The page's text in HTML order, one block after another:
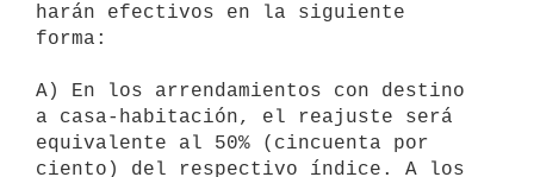
harán efectivos en la siguiente
forma:
A) En los arrendamientos con destino
a casa-habitación, el reajuste será
equivalente al 50% (cincuenta por
ciento) del respectivo índice. A los